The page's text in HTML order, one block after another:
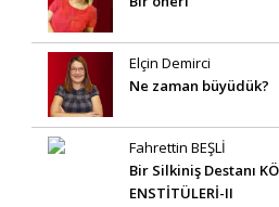
Elçin Demirci
Ne zaman büyüdük?
Fahrettin BEŞLİ
Bir Silkiniş Destanı
ENSTİTÜLERİ-II